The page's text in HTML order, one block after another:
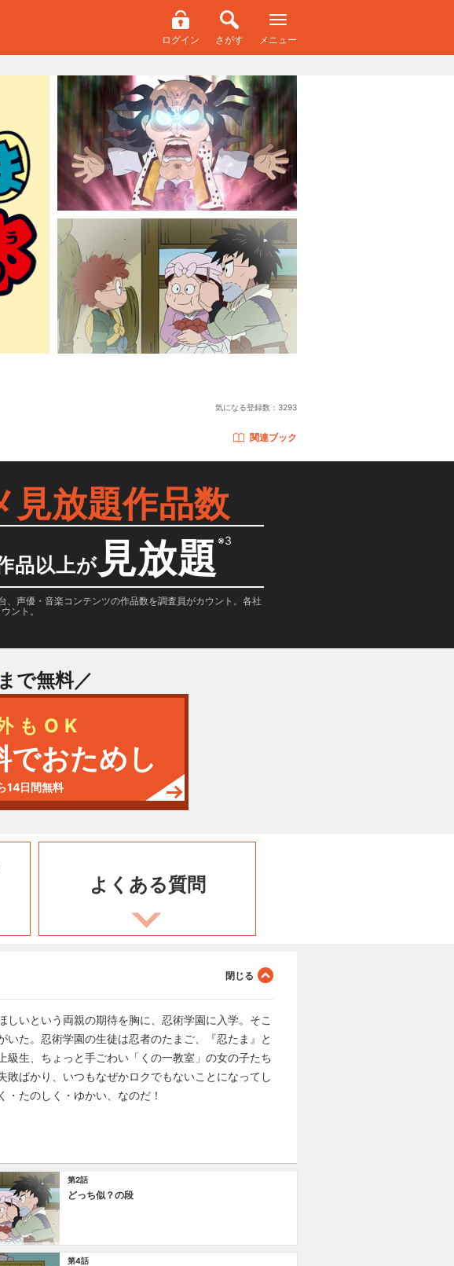
ログイン さがす メニュー
気になる登録数： 3293
関連ブック
見放題作品数
品以上が 見放題※3
声優・音楽コンテンツの作品数を調査員がカウント。各社
ント。
まで無料／
もOK
でおためし
14日間無料
よくある質問
いという両親の期待を胸に、忍術学園に入学。そこ
た。忍術学園の生徒は忍者のたまご、『忍たま』と
生、ちょっと手ごわい「くの一教室」の女の子たち
ばかり、いつもなぜかロクでもないことになってし
たのしく・ゆかい、なのだ！
第2話
どっち似？の段
第4話